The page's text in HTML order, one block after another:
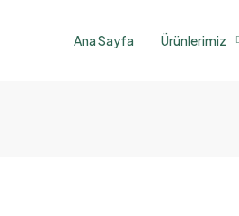
Ana Sayfa Ürünlerimiz